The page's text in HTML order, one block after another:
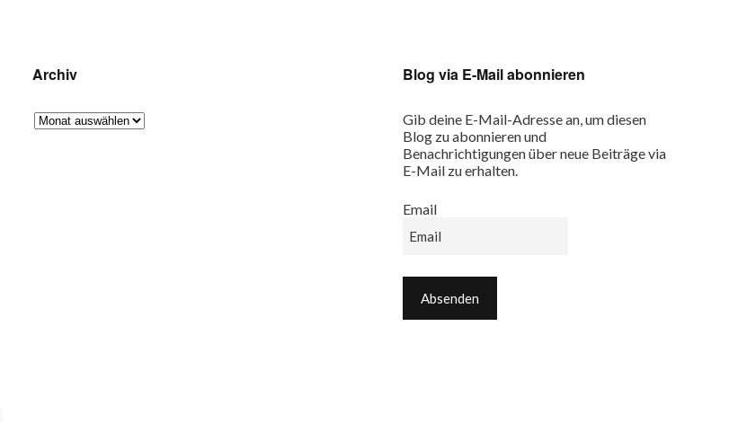
Archiv Blog via E-Mail abonnieren
Gib deine E-Mail-Adresse an, um diesen
Blog zu abonnieren und
Benachrichtigungen über neue Beiträge via
E-Mail zu erhalten.
Email